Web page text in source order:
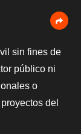
sin fines de
público ni
o
del